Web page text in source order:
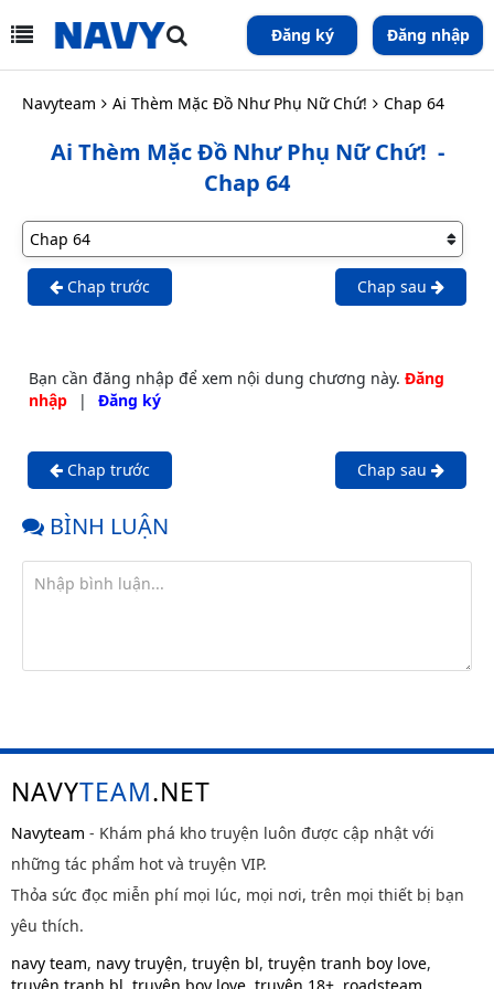
Đăng ký Đăng nhập
Navyteam Ai Thèm Mặc Đồ Như Phụ Nữ Chứ! Chap 64
Ai Thèm Mặc Đồ Như Phụ Nữ Chứ! -
Chap 64
Chap trước Chap sau
Bạn cần đăng nhập để xem nội dung chương này. Đăng
nhập
| Đăng ký
Chap trước Chap sau
BÌNH LUẬN
NAVYTEAM.NET
Navyteam - Khám phá kho truyện luôn được cập nhật với
những tác phẩm hot và truyện VIP.
Thỏa sức đọc miễn phí mọi lúc, mọi nơi, trên mọi thiết bị bạn
yêu thích.
navy team, navy truyện, truyện bl, truyện tranh boy love,